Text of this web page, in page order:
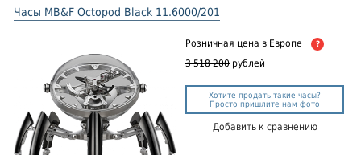
Часы MB&F Octopod Black 11.6000/201
Розничная цена в Европе ?
3 518 200 рублей
Хотите продать такие часы?
Просто пришлите нам фото
Добавить к сравнению